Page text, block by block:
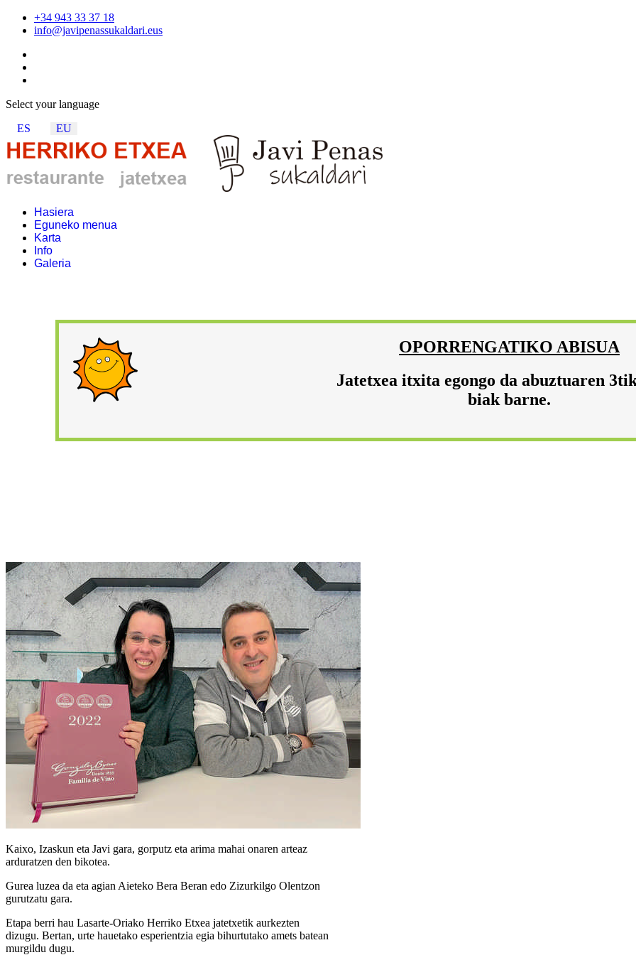
+34 943 33 37 18
info@javipenassukaldari.eus
Select your language
ES
EU
Hasiera
Eguneko menua
Karta
Info
Galeria
OPORRENGATIKO ABISUA
Jatetxea itxita egongo da abuztuaren
biak barne.
Kaixo, Izaskun eta Javi gara, gorputz eta arima mahai onaren arteaz
arduratzen den bikotea.
Gurea luzea da eta agian Aieteko Bera Beran edo Zizurkilgo Olentzon
gurutzatu gara.
Etapa berri hau Lasarte-Oriako Herriko Etxea jatetxetik aurkezten
dizugu. Bertan, urte hauetako esperientzia egia bihurtutako amets batean
murgildu dugu.